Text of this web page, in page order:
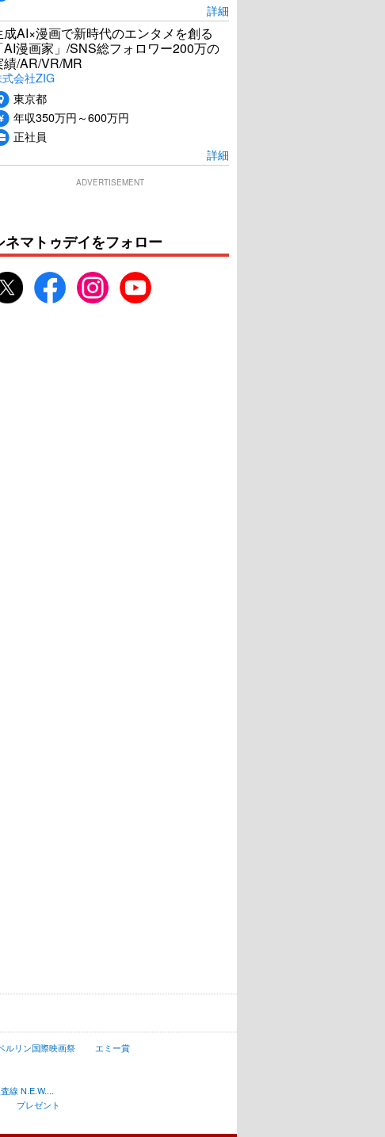
詳細
成AI×漫画で新時代のエンタメを創る
AI漫画家」/SNS総フォロワー200万の
績/AR/VR/MR
会社ZIG
東京都
年収350万円～600万円
正社員
詳細
ADVERTISEMENT
ネマトゥデイをフォロー
ルリン国際映画祭
エミー賞
線 N.E.W....
プレゼント